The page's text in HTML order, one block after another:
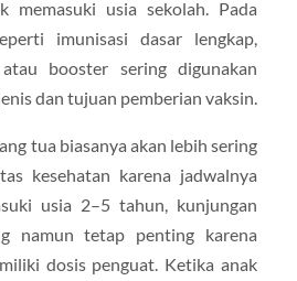
memasuki usia sekolah. Pada
imunisasi dasar lengkap,
booster sering digunakan
dan tujuan pemberian vaksin.
tua biasanya akan lebih sering
kesehatan karena jadwalnya
usia 2–5 tahun, kunjungan
namun tetap penting karena
dosis penguat. Ketika anak